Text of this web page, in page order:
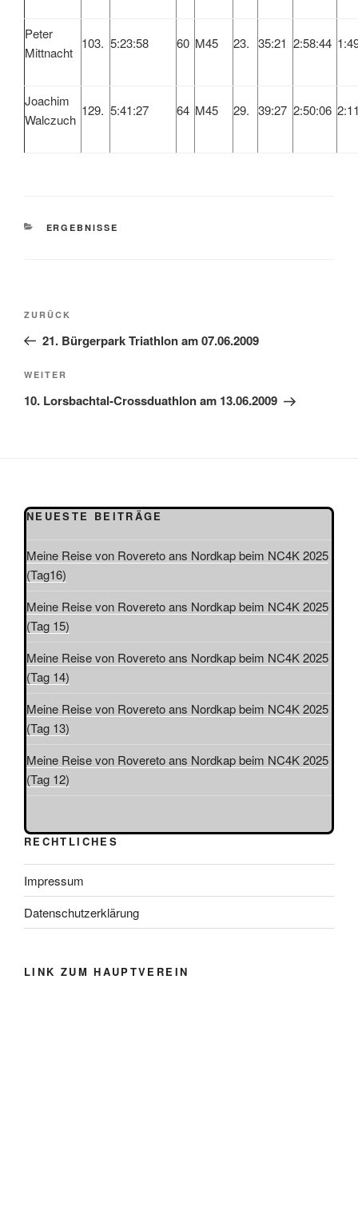
Peter
Mittnacht
103. 5:23:58 60 M45 23. 35:21 2:58:44
Joachim
Walczuch
129. 5:41:27 64 M45 29. 39:27 2:50:06
KATEGORIEN
ERGEBNISSE
Beitragsnavigation
Vorheriger
Beitrag
ZURÜCK
21. Bürgerpark Triathlon am 07.06.2009
Nächster
Beitrag
WEITER
10. Lorsbachtal-Crossduathlon am 13.06.2009
NEUESTE BEITRÄGE
Meine Reise von Rovereto ans Nordkap beim NC4K 2025
(Tag16)
Meine Reise von Rovereto ans Nordkap beim NC4K 2025
(Tag 15)
Meine Reise von Rovereto ans Nordkap beim NC4K 2025
(Tag 14)
Meine Reise von Rovereto ans Nordkap beim NC4K 2025
(Tag 13)
Meine Reise von Rovereto ans Nordkap beim NC4K 2025
(Tag 12)
RECHTLICHES
Impressum
Datenschutzerklärung
LINK ZUM HAUPTVEREIN